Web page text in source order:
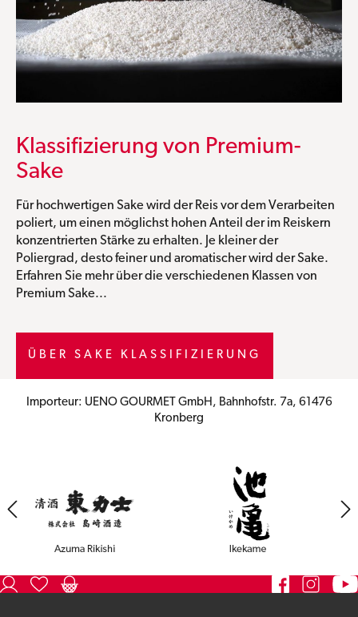
Klassifizierung von Premium-
Sake
Für hochwertigen Sake wird der Reis vor dem Verarbeiten
poliert, um einen möglichst hohen Anteil der im Reiskern
konzentrierten Stärke zu erhalten. Je kleiner der
Poliergrad, desto feiner und aromatischer wird der Sake.
Erfahren Sie mehr über die verschiedenen Klassen von
Premium Sake...
ÜBER SAKE KLASSIFIZIERUNG
Importeur: UENO GOURMET GmbH, Bahnhofstr. 7a, 61476
Kronberg